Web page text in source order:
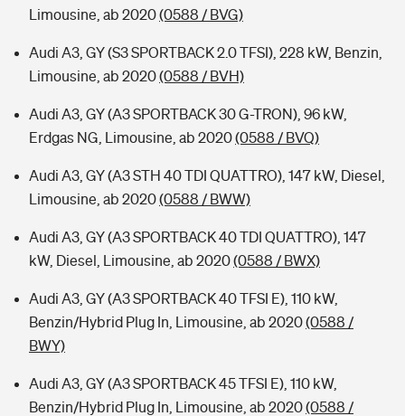
Limousine, ab 2020(0588 / BVG)
Audi A3, GY (S3 SPORTBACK 2.0 TFSI), 228 kW, Benzin,
Limousine, ab 2020(0588 / BVH)
Audi A3, GY (A3 SPORTBACK 30 G-TRON), 96 kW,
Erdgas NG, Limousine, ab 2020(0588 / BVQ)
Audi A3, GY (A3 STH 40 TDI QUATTRO), 147 kW, Diesel,
Limousine, ab 2020(0588 / BWW)
Audi A3, GY (A3 SPORTBACK 40 TDI QUATTRO), 147
kW, Diesel, Limousine, ab 2020(0588 / BWX)
Audi A3, GY (A3 SPORTBACK 40 TFSI E), 110 kW,
Benzin/Hybrid Plug In, Limousine, ab 2020(0588 /
BWY)
Audi A3, GY (A3 SPORTBACK 45 TFSI E), 110 kW,
Benzin/Hybrid Plug In, Limousine, ab 2020(0588 /